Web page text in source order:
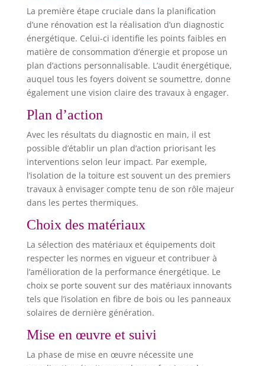
La première étape cruciale dans la planification
d’une rénovation est la réalisation d’un diagnostic
énergétique. Celui-ci identifie les points faibles en
matière de consommation d’énergie et propose un
plan d’actions personnalisable. L’audit énergétique,
auquel tous les foyers doivent se soumettre, donne
également une vision claire des travaux à engager.
Plan d’action
Avec les résultats du diagnostic en main, il est
possible d’établir un plan d’action priorisant les
interventions selon leur impact. Par exemple,
l’isolation de la toiture est souvent un des premiers
travaux à envisager compte tenu de son rôle majeur
dans les pertes thermiques.
Choix des matériaux
La sélection des matériaux et équipements doit
respecter les normes en vigueur et contribuer à
l’amélioration de la performance énergétique. Le
choix se porte souvent sur des matériaux innovants
tels que l’isolation en fibre de bois ou les panneaux
solaires de dernière génération.
Mise en œuvre et suivi
La phase de mise en œuvre nécessite une